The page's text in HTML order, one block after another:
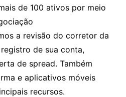
de 100 ativos por meio
a revisão do corretor
registro de sua conta,
de spread. Também
e aplicativos móveis
recursos.